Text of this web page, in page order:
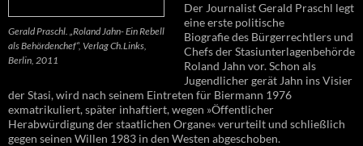
Gerald Praschl. „Roland Jahn- Ein Rebell
als Behördenchef“, Verlag Ch.Links,
Berlin, 2011
Der Journalist Gerald Praschl legt
eine erste politische
Biografie des Bürgerrechtlers und
Chefs der Stasiunterlagenbehörde
Roland Jahn vor. Schon als
Jugendlicher gerät Jahn ins Visier
der Stasi, wird nach seinem Eintreten für Biermann 1976
exmatrikuliert, später inhaftiert, wegen »Öffentlicher
Herabwürdigung der staatlichen Organe« verurteilt und schließlich
gegen seinen Willen 1983 in den Westen abgeschoben.